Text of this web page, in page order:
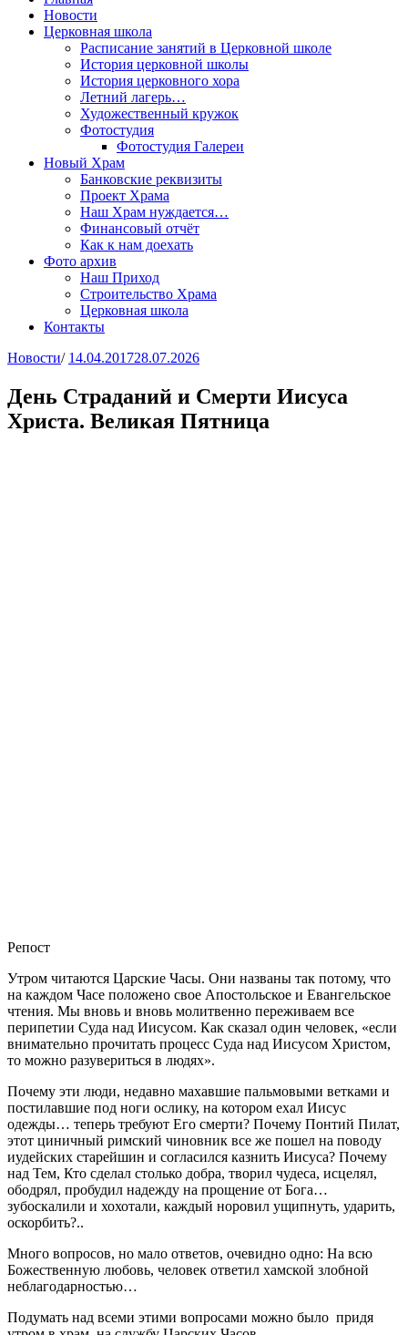
Новости
Церковная школа
Расписание занятий в Церковной школе
История церковной школы
История церковного хора
Летний лагерь…
Художественный кружок
Фотостудия
Фотостудия Галереи
Новый Храм
Банковские реквизиты
Проект Храма
Наш Храм нуждается…
Финансовый отчёт
Как к нам доехать
Фото архив
Наш Приход
Строительство Храма
Церковная школа
Контакты
Новости/ 14.04.201728.07.2026
День Страданий и Смерти Иисуса
Христа. Великая Пятница
Репост
Утром читаются Царские Часы. Они названы так потому, что
на каждом Часе положено свое Апостольское и Евангельское
чтения. Мы вновь и вновь молитвенно переживаем все
перипетии Суда над Иисусом. Как сказал один человек, «если
внимательно прочитать процесс Суда над Иисусом Христом,
то можно разувериться в людях».
Почему эти люди, недавно махавшие пальмовыми ветками и
постилавшие под ноги ослику, на котором ехал Иисус
одежды… теперь требуют Его смерти? Почему Понтий Пилат,
этот циничный римский чиновник все же пошел на поводу
иудейских старейшин и согласился казнить Иисуса? Почему
над Тем, Кто сделал столько добра, творил чудеса, исцелял,
ободрял, пробудил надежду на прощение от Бога…
зубоскалили и хохотали, каждый норовил ущипнуть, ударить,
оскорбить?..
Много вопросов, но мало ответов, очевидно одно: На всю
Божественную любовь, человек ответил хамской злобной
неблагодарностью…
Подумать над всеми этими вопросами можно было придя